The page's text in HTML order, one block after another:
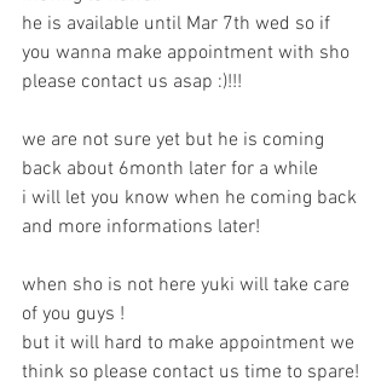
he is available until Mar 7th wed so if
you wanna make appointment with sho
please contact us asap :)!!!
we are not sure yet but he is coming
back about 6month later for a while
i will let you know when he coming back
and more informations later!
when sho is not here yuki will take care
of you guys !
but it will hard to make appointment we
think so please contact us time to spare!